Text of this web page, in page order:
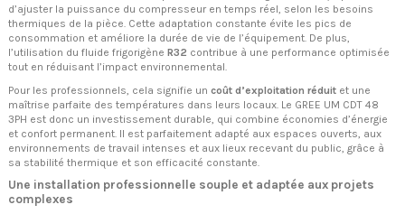
d’ajuster la puissance du compresseur en temps réel, selon les besoins
thermiques de la pièce. Cette adaptation constante évite les pics de
consommation et améliore la durée de vie de l’équipement. De plus,
l’utilisation du fluide frigorigène R32 contribue à une performance optimisée
tout en réduisant l’impact environnemental.
Pour les professionnels, cela signifie un coût d’exploitation réduit et une
maîtrise parfaite des températures dans leurs locaux. Le GREE UM CDT 48
3PH est donc un investissement durable, qui combine économies d’énergie
et confort permanent. Il est parfaitement adapté aux espaces ouverts, aux
environnements de travail intenses et aux lieux recevant du public, grâce à
sa stabilité thermique et son efficacité constante.
Une installation professionnelle souple et adaptée aux projets
complexes